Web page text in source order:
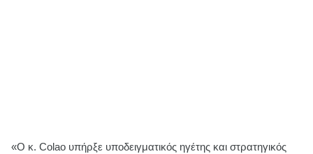
«Ο κ. Colao υπήρξε υποδειγματικός ηγέτης και στρατηγικός